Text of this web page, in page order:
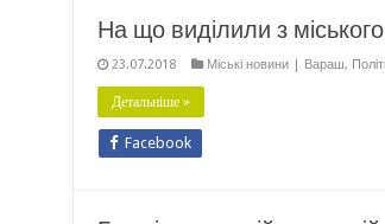
На що виділили з
23.07.2018 Міські новини | Вараш,
Детальніше »
Facebook